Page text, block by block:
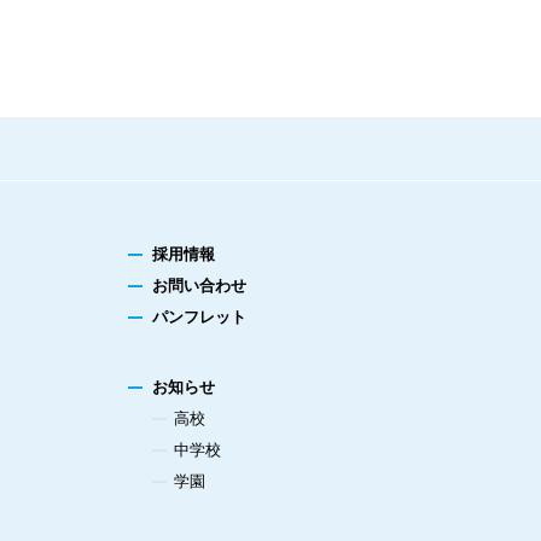
採用情報
お問い合わせ
パンフレット
お知らせ
高校
中学校
学園